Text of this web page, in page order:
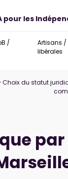
/
Artisans
libérales
pour les
Choix du statut
par